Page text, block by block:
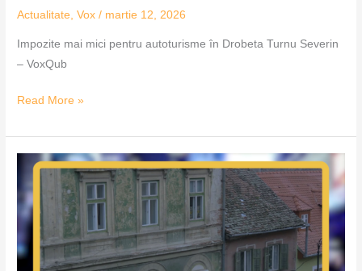
Actualitate,Vox / martie 12, 2026
Impozite mai mici pentru autoturisme în Drobeta Turnu Severin
– VoxQub
Read More »
Impozite
mici
pentru
casele
vechi.